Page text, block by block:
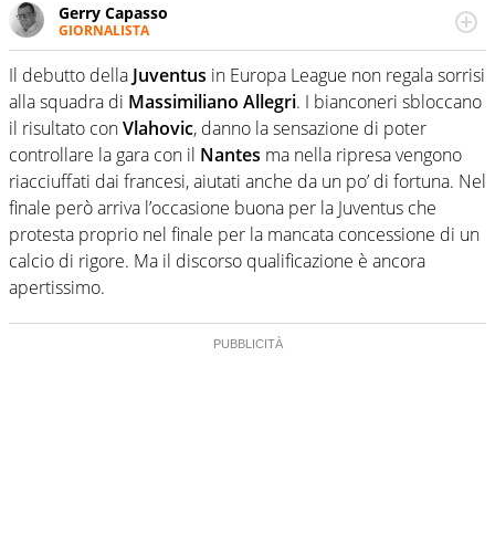
Gerry Capasso
GIORNALISTA
Per lui gli sport americani non hanno segreti: basket,
football, baseball e la capacità innata di trovare la notizia
dove altri non vedono granché
Il debutto della Juventus in Europa League non regala sorrisi
alla squadra di Massimiliano Allegri. I bianconeri sbloccano
il risultato conVlahovic, danno la sensazione di poter
controllare la gara con il Nantes ma nella ripresa vengono
riacciuffati dai francesi, aiutati anche da un po’ di fortuna. Nel
finale però arriva l’occasione buona per la Juventus che
protesta proprio nel finale per la mancata concessione di un
calcio di rigore. Ma il discorso qualificazione è ancora
apertissimo.